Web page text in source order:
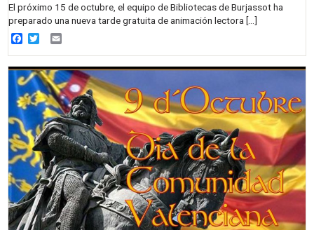
El próximo 15 de octubre, el equipo de Bibliotecas de Burjassot ha
preparado una nueva tarde gratuita de animación lectora […]
Facebook
Twitter